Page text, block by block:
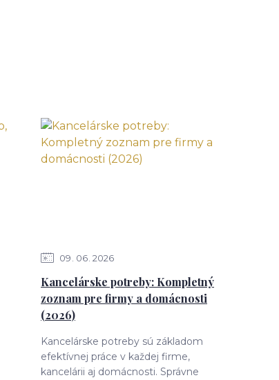
09 06 2026
Kancelárske potreby: Kompletný
zoznam pre firmy a domácnosti
(2026)
Kancelárske potreby sú základom
efektívnej práce v každej firme,
kancelárii aj domácnosti. Správne